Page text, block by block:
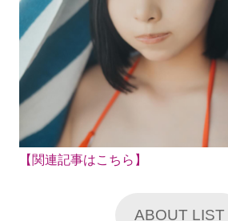
【関連記事はこちら】
ABOUT LIST